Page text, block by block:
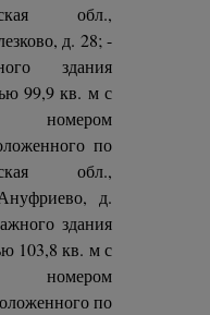
обл.,
д. 28; -
здания
99,9 кв. м с
по
обл.,
д.
здания
103,8 кв. м с
по